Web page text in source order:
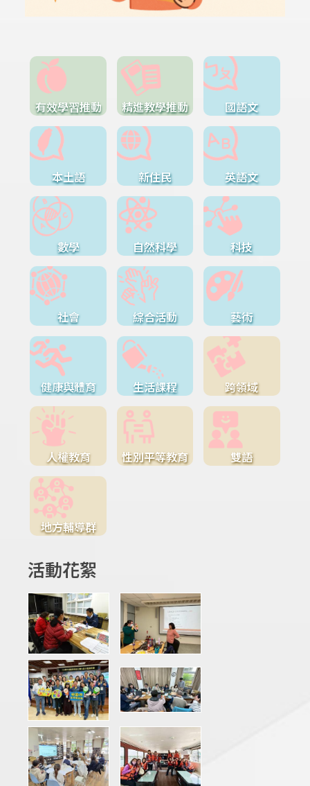
有效學習推動 精進教學推動 國語文
本土語 新住民 英語文
數學 自然科學 科技
社會 綜合活動 藝術
健康與體育 生活課程 跨領域
人權教育 性別平等教育 雙語
地方輔導群
活動花絮